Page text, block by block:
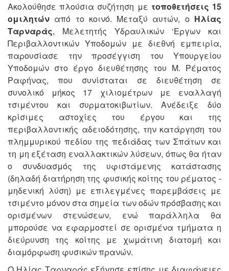
Ακολούθησε πλούσια συζήτηση με τοποθετήσεις 15
ομιλητών από το κοινό. Μεταξύ αυτών, ο Ηλίας
Ταρναράς, Μελετητής Υδραυλικών ‘Εργων και
Περιβαλλοντικών Υποδομών με διεθνή εμπειρία,
παρουσίασε την προσέγγιση του Υπουργείου
Υποδομών στο έργο διευθέτησης του Μ. Ρέματος
Ραφήνας, που συνίσταται σε διευθέτηση σε
συνολικό μήκος 17 χιλιομέτρων με εναλλαγή
τσιμέντου και συρματοκιβωτίων. Ανέδειξε δύο
κρίσιμες αστοχίες του έργου και της
περιβαλλοντικής αδειοδότησης, την κατάργηση του
πλημμυρικού πεδίου της πεδιάδας των Σπάτων και
τη μη εξέταση εναλλακτικών λύσεων, όπως θα ήταν
ο συνδυασμός της υφιστάμενης κατάστασης
(δηλαδή διατήρηση της φυσικής κοίτης του ρέματος -
μηδενική λύση) με επιλεγμένες παρεμβάσεις με
τσιμέντο μόνον στα σημεία των οδών πρόσβασης και
ορισμένων στενώσεων, ενώ παράλληλα θα
μπορούσε να εφαρμοστεί σε ορισμένα τμήματα η
διεύρυνση της κοίτης με χωμάτινη διατομή και
διαμόρφωση φυσικών πρανών.